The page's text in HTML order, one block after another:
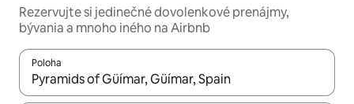
Rezervujte si jedinečné dovolenkové prenájmy,
bývania a mnoho iného na Airbnb
Poloha
Keď budú výsledky k dispozícii, môžete si ich prechádzať